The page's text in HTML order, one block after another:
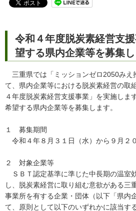
令和４年度脱炭素経営支
望する県内企業等を募集
三重県では「ミッションゼロ2050みえ
て、県内企業等における脱炭素経営の取
４年度脱炭素経営支援事業」を実施しま
希望する県内企業等を募集します。
１ 募集期間
令和４年８月３１日（水）から９月２
２ 対象企業等
ＳＢＴ認定基準に準じた中長期の温室
し、脱炭素経営に取り組む意欲がある三
事業所を有する企業・団体（以下「県内
て、原則として以下のいずれかに該当する